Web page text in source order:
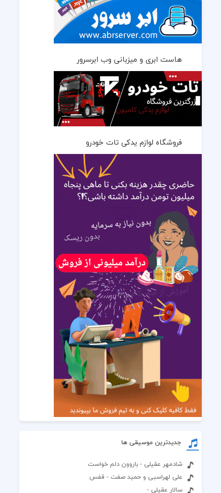
هاست ابری و میزبانی وب ابرسرور
فروشگاه لوازم یدکی تات خودرو
جدیدترین موسیقی ها
شادمهر عقیلی - باروون دلم خواست
علی لهراسبی و حمید صفت - قفس
سالار عقیلی -